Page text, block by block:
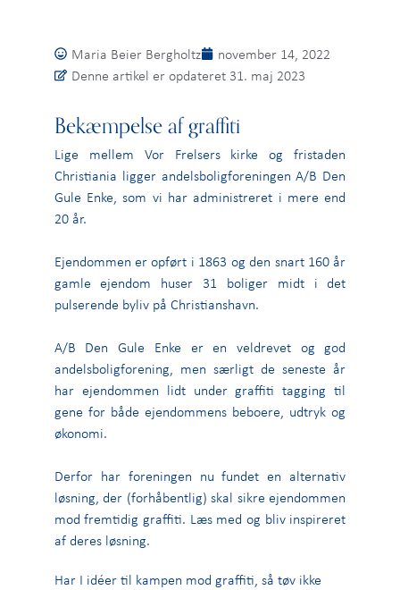
Maria Beier Bergholtz
november 14, 2022
Denne artikel er opdateret 31. maj 2023
Bekæmpelse af graffiti
Lige mellem Vor Frelsers kirke og fristaden
Christiania ligger andelsboligforeningen A/B Den
Gule Enke, som vi har administreret i mere end
20 år.
Ejendommen er opført i 1863 og den snart 160 år
gamle ejendom huser 31 boliger midt i det
pulserende byliv på Christianshavn.
A/B Den Gule Enke er en veldrevet og god
andelsboligforening, men særligt de seneste år
har ejendommen lidt under graffiti tagging til
gene for både ejendommens beboere, udtryk og
økonomi.
Derfor har foreningen nu fundet en alternativ
løsning, der (forhåbentlig) skal sikre ejendommen
mod fremtidig graffiti. Læs med og bliv inspireret
af deres løsning.
Har I idéer til kampen mod graffiti, så tøv ikke